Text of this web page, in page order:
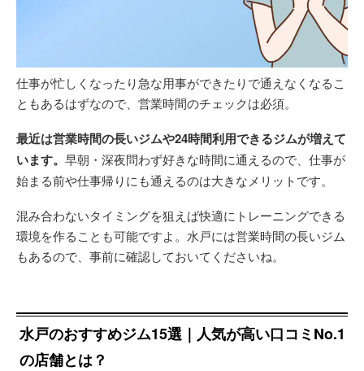
仕事が忙しくなったり急な用事ができたりで通えなくなるこ
ともあるはずなので、営業時間のチェックは必須。
最近は営業時間の長いジムや24時間利用できるジムが増えて
います。 早朝・深夜問わず好きな時間に通えるので、仕事が
始まる前や仕事帰りにも通えるのは大きなメリットです。
混み合わないタイミングを狙えば快適にトレーニングできる
環境を作ることも可能ですよ。水戸には営業時間の長いジム
もあるので、事前に確認しておいてくださいね。
水戸のおすすめジム15選｜人気が高い口コミNo.1
の店舗とは？